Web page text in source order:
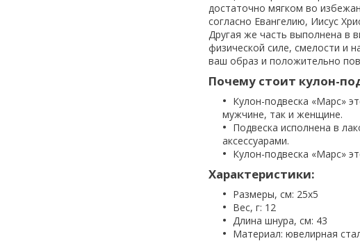
достаточно мягком во
согласно Евангелию, Иисус
Другая же часть выполнена в
физической силе, смелости и
ваш образ и положительно
Почему стоит кулон-
Кулон-подвеска «Марс»
мужчине, так и женщине.
Подвеска исполнена в
аксессуарами.
Кулон-подвеска «Марс»
Характеристики:
Размеры, см: 25x5
Вес, г: 12
Длина шнура, см: 43
Материал: ювелирная